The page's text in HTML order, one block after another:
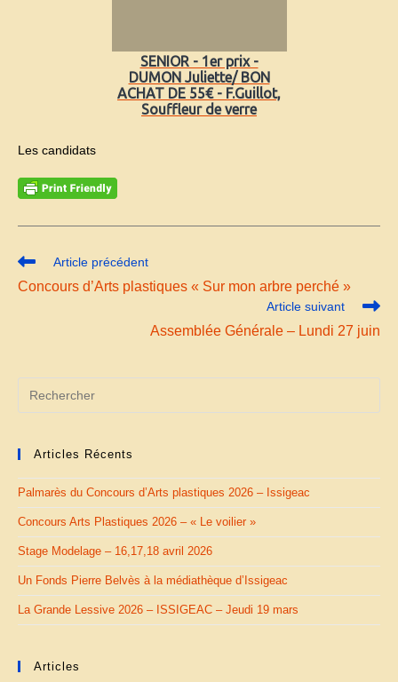
SENIOR - 1er prix -
DUMON Juliette/ BON
ACHAT DE 55€ - F.Guillot,
Souffleur de verre
Les candidats
Read
more
articles
Article précédent
Concours d’Arts plastiques « Sur mon arbre perché »
Article suivant
Assemblée Générale – Lundi 27 juin
Articles Récents
Palmarès du Concours d’Arts plastiques 2026 – Issigeac
Concours Arts Plastiques 2026 – « Le voilier »
Stage Modelage – 16,17,18 avril 2026
Un Fonds Pierre Belvès à la médiathèque d’Issigeac
La Grande Lessive 2026 – ISSIGEAC – Jeudi 19 mars
Articles